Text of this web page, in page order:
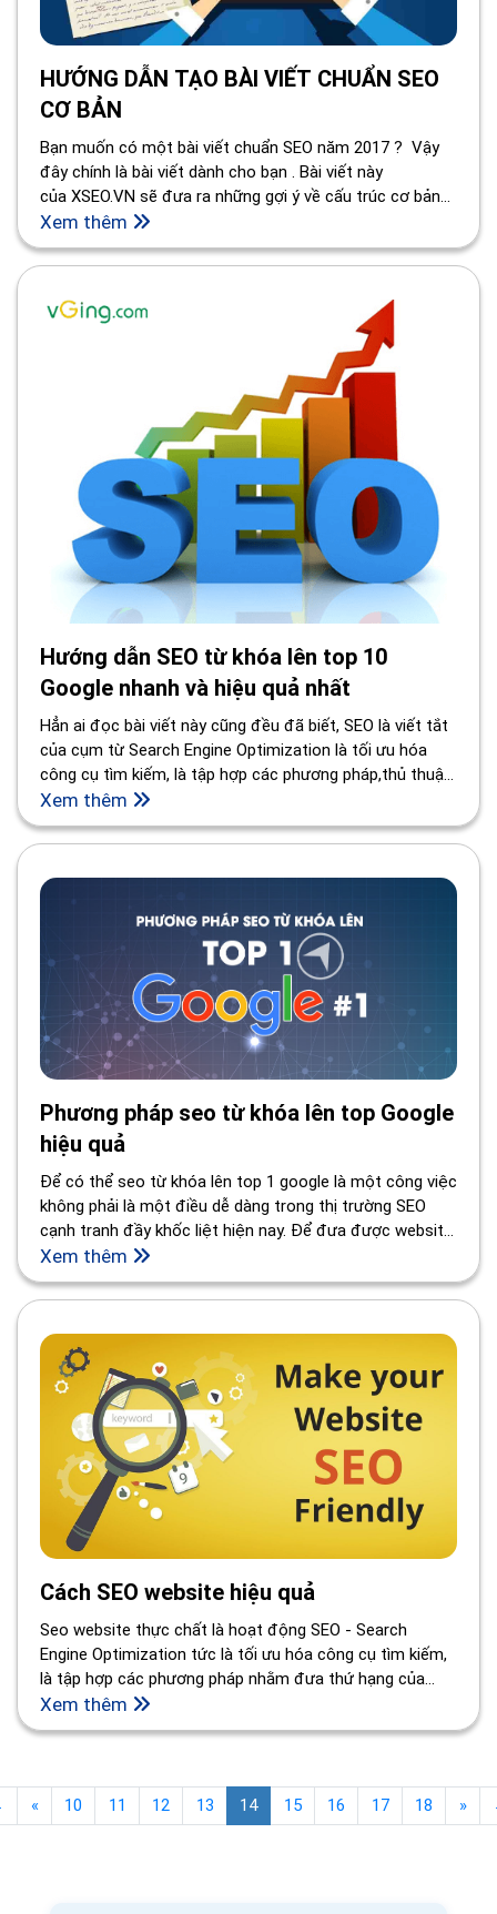
HƯỚNG DẪN TẠO BÀI VIẾT CHUẨN SEO
CƠ BẢN
Bạn muốn có một bài viết chuẩn SEO năm 2017 ? Vậy
đây chính là bài viết dành cho bạn . Bài viết này
của XSEO.VN sẽ đưa ra những gợi ý về cấu trúc cơ bản
một bài viết chuẩn SEO. Bài viết chuẩn SEO cơ bản là bài
phải thống nhất về cấu trúc và đạt chuẩn dù theo bất kỳ
một ngành nghề nào đi nữa.
Xem thêm
Hướng dẫn SEO từ khóa lên top 10
Google nhanh và hiệu quả nhất
Hẳn ai đọc bài viết này cũng đều đã biết, SEO là viết tắt
của cụm từ Search Engine Optimization là tối ưu hóa
công cụ tìm kiếm, là tập hợp các phương pháp,thủ thuật
nhằm nâng cao thứ hạng của một website trên trang kết
quả của các công cụ tìm kiếm.
Xem thêm
Phương pháp seo từ khóa lên top Google
hiệu quả
Để có thể seo từ khóa lên top 1 google là một công việc
không phải là một điều dễ dàng trong thị trường SEO
cạnh tranh đầy khốc liệt hiện nay. Để đưa được website
của bạn lên được top 1 google cần rất nhiều yếu tố
chuẩn SEO. Tuy nhiên có một số yếu tố quan trọng sau
đây mà ai là seo cũng phải biết.
Xem thêm
Cách SEO website hiệu quả
Seo website thực chất là hoạt động SEO - Search
Engine Optimization tức là tối ưu hóa công cụ tìm kiếm,
là tập hợp các phương pháp nhằm đưa thứ hạng của
một website lên các vị trí đầu trong các trang kết quả
của các công cụ tìm kiếm (phổ biến nhất là Google).
Xem thêm
« 10 11 12 13 14 15 16 17 18 »